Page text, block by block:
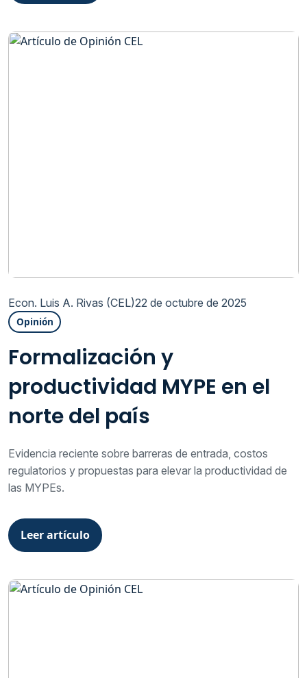
Econ. Luis A. Rivas (CEL)22 de octubre de 2025
Opinión
Formalización y
productividad MYPE en el
norte del país
Evidencia reciente sobre barreras de entrada, costos
regulatorios y propuestas para elevar la productividad de
las MYPEs.
Leer artículo